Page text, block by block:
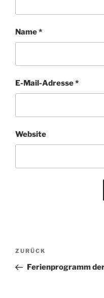
Name*
E-Mail-Adresse*
Website
Beitragsnavigation
Vorheriger
Beitrag
ZURÜCK
Ferienprogramm